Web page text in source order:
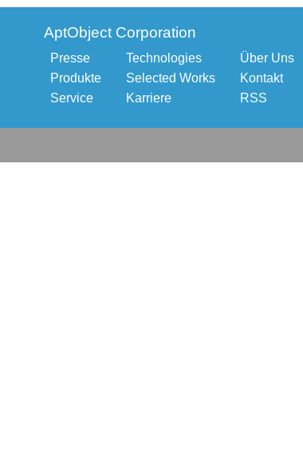
AptObject Corporation
Presse
Produkte
Service
Technologies
Selected Works
Karriere
Über Uns
Kontakt
RSS